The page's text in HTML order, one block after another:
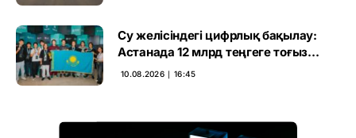
Су желісіндегі цифрлық бақылау:
Астанада 12 млрд теңгеге тоғыз
жоба іске асады
10.08.2026 ∣ 16:45